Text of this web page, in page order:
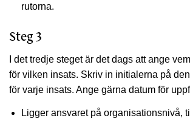
rutorna.
Steg 3
I det tredje steget är det dags att ange
för vilken insats. Skriv in initialerna på
för varje insats. Ange gärna datum för
Ligger ansvaret på organisationsnivå,